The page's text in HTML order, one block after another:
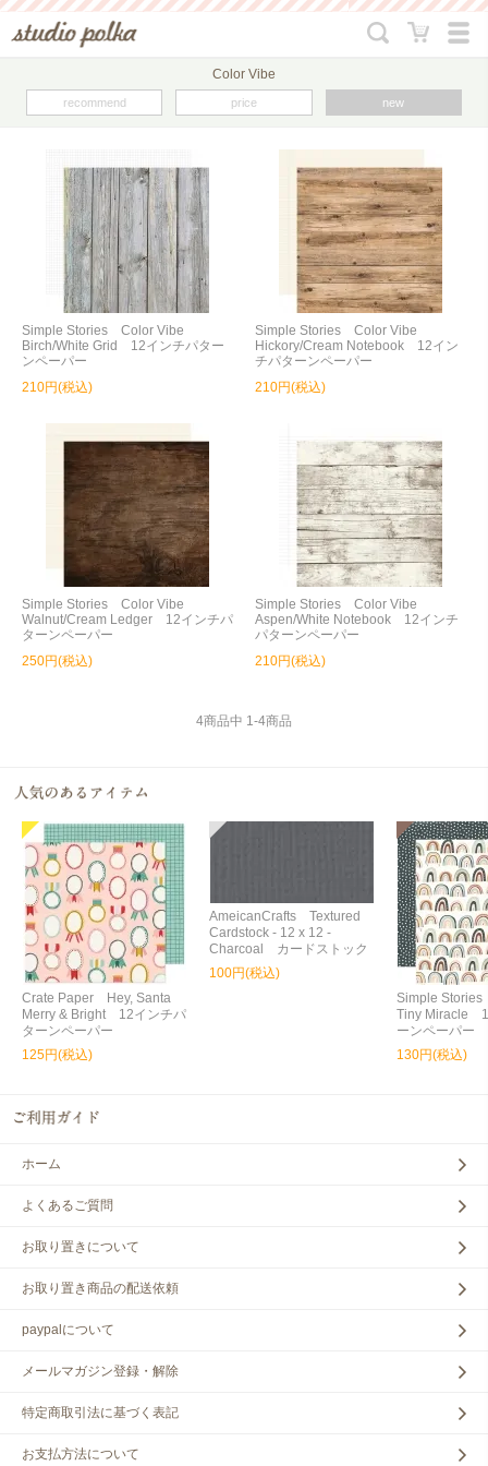
Color Vibe
recommend price new
Simple Stories Color Vibe
Birch/White Grid 12インチパター
ンペーパー
210円(税込)
Simple Stories Color Vibe
Hickory/Cream Notebook 12イン
チパターンペーパー
210円(税込)
Simple Stories Color Vibe
Walnut/Cream Ledger 12インチパ
ターンペーパー
250円(税込)
Simple Stories Color Vibe
Aspen/White Notebook 12インチ
パターンペーパー
210円(税込)
4商品中 1-4商品
Crate Paper Hey, Santa
Merry & Bright 12インチパ
ターンペーパー
125円(税込)
AmeicanCrafts Textured
Cardstock - 12 x 12 -
Charcoal カードストック
100円(税込)
Simple
Tiny Miracle
ーンペーパー
130円(税込)
ホーム
よくあるご質問
お取り置きについて
お取り置き商品の配送依頼
paypalについて
メールマガジン登録・解除
特定商取引法に基づく表記
お支払方法について